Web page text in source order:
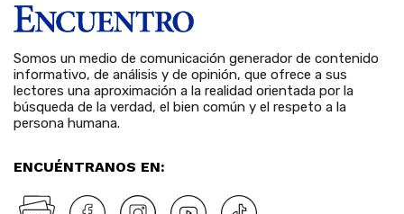
Somos un medio de comunicación generador de contenido
informativo, de análisis y de opinión, que ofrece a sus
lectores una aproximación a la realidad orientada por la
búsqueda de la verdad, el bien común y el respeto a la
persona humana.
ENCUÉNTRANOS EN: